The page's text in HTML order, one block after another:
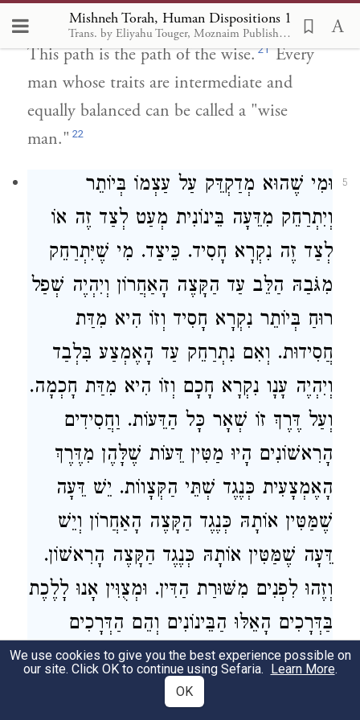
Mishneh Torah, Human Dispositions 1
Trans. by Eliyahu Touger, Moznaim Publishing
applies with regard to his other traits. 20
This path is the path of the wise.21Every
man whose traits are intermediate and
equally balanced can be called a "wise
man." 22
5
וּמִי שֶׁהוּא מְדַקְדֵּק עַל עַצְמוֹ בְּיוֹתֵר
וְיִתְרַחֵק מִדֵּעָה בֵּינוֹנִית מְעַט לְצַד זֶה אוֹ
לְצַד זֶה נִקְרָא חָסִיד. כֵּיצַד. מִי שֶׁיִּתְרַחֵק
מִגֹּבַהּ הַלֵּב עַד הַקָּצֶה הָאַחֲרוֹן וְיִהְיֶה שְׁפַל
רוּחַ בְּיוֹתֵר נִקְרָא חָסִיד וְזוֹ הִיא מִדַּת
חֲסִידוּת. וְאִם נִתְרַחֵק עַד הָאֶמְצַע בִּלְבַד
וְיִהְיֶה עָנָו נִקְרָא חָכָם וְזוֹ הִיא מִדַּת חָכְמָה.
וְעַל דֶּרֶךְ זוֹ שְׁאָר כָּל הַדֵּעוֹת. וַחֲסִידִים
הָרִאשׁוֹנִים הָיוּ מַטִּין דֵּעוֹת שֶׁלָּהֶן מִדֶּרֶךְ
הָאֶמְצָעִית כְּנֶגֶד שְׁתֵּי הַקְּצָווֹת. יֵשׁ דֵּעָה
שֶׁמַּטִּין אוֹתָהּ כְּנֶגֶד הַקָּצֶה הָאַחֲרוֹן וְיֵשׁ
דֵּעָה שֶׁמַּטִּין אוֹתָהּ כְּנֶגֶד הַקָּצֶה הָרִאשׁוֹן.
וְזֶהוּ לִפְנִים מִשּׁוּרַת הַדִּין. וּמְצֻוִּין אָנוּ לָלֶכֶת
בַּדְּרָכִים הָאֵלּוּ הַבֵּינוֹנִים וְהֵם הַדְּרָכִים
הַטּוֹבִים וְהַיְשָׁרִים שֶׁנֶּאֱמַר(דברים כח ט)
We use cookies to give you the best experience possible on
our site. Click OK to continue using Sefaria. Learn More.
OK